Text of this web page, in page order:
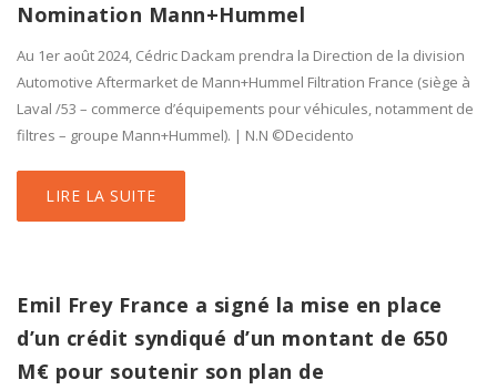
Nomination Mann+Hummel
Au 1er août 2024, Cédric Dackam prendra la Direction de la division
Automotive Aftermarket de Mann+Hummel Filtration France (siège à
Laval /53 – commerce d’équipements pour véhicules, notamment de
filtres – groupe Mann+Hummel). | N.N ©Decidento
LIRE LA SUITE
Emil Frey France a signé la mise en place
d’un crédit syndiqué d’un montant de 650
M€ pour soutenir son plan de